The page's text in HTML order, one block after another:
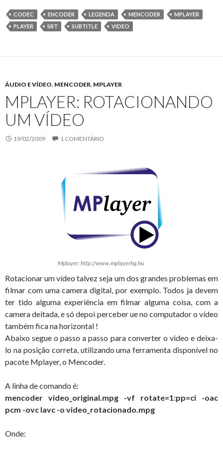
itt
er
e
b
o
CODEC ENCODER LEGENDA MENCODER
MPLAYER
PLAYER
SRT SUBTITLE VIDEO
ÁUDIO E VÍDEO, MENCODER, MPLAYER
MPLAYER: ROTACIONANDO
UM VÍDEO
19/02/2009 1 COMENTÁRIO
Mplayer: http://www.mplayerhq.hu
Rotacionar um vídeo talvez seja um dos grandes problemas em
filmar com uma camera digital, por exemplo. Todos ja devem
ter tido alguma experiência em filmar alguma coisa, com a
camera deitada, e só depoi perceber ue no computador o vídeo
também fica na horizontal !
Abaixo segue o passo a passo para converter o video e deixa-
lo na posição correta, utilizando uma ferramenta disponível no
pacote Mplayer, o Mencoder.
A linha de comando é:
mencoder video_original.mpg -vf rotate=1:pp=ci -oac
pcm -ovc lavc -o video_rotacionado.mpg
Onde: